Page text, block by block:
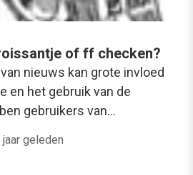
of ff checken?
nieuws kan grote invloed
en het gebruik van de
gebruikers van…
jaar geleden